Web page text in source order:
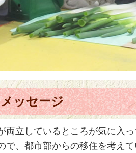
ッセージ
立しているところが気に入っ
で、都市部からの移住を考え